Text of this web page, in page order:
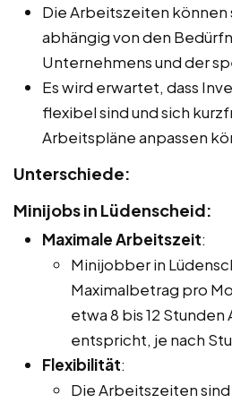
Die Arbeitszeiten können
abhängig von den
Unternehmens und der
Es wird erwartet, dass
flexibel sind und sich
Arbeitspläne anpassen
Unterschiede:
Minijobs in Lüdenscheid:
Maximale Arbeitszeit:
Minijobber in
Maximalbetrag pro
etwa 8 bis 12
entspricht, je nach
Flexibilität:
Die Arbeitszeiten